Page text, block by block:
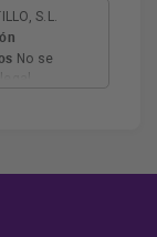
S.L.
No se